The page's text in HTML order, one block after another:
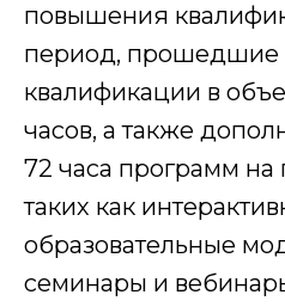
повышения
период, прошедшие
квалификации в
часов, а также
72 часа программ
таких как
образовательные
семинары и
Нажимая кнопку я даю согласие на
персональных данных
Этапы
1
Первичная